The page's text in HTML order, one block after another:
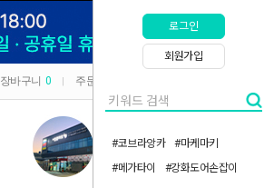
장바구니 0 주문/배송
로그인
회원가입
#코브라앙카
#마케마키
#메가타이
#강화도어손잡이